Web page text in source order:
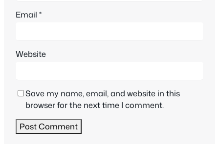
Email *
Website
Save my name, email, and website in this
browser for the next time I comment.